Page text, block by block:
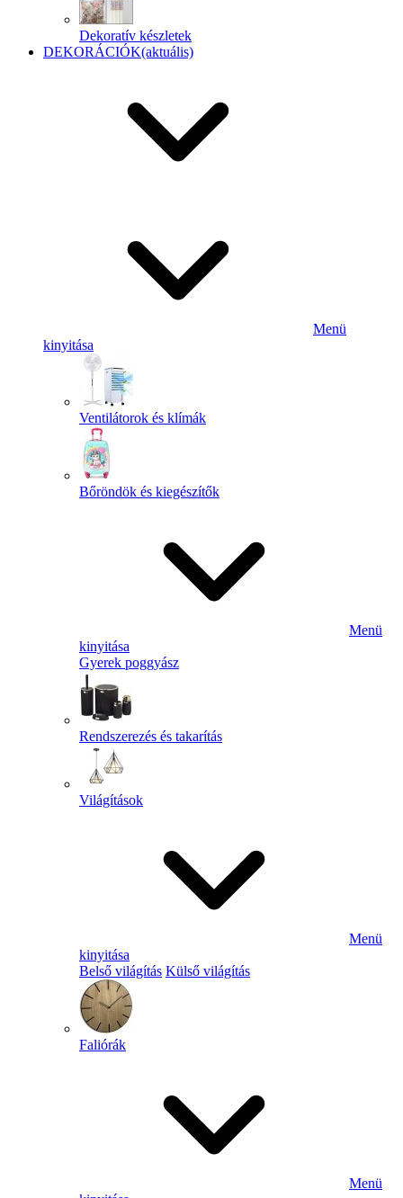
Dekoratív készletek
DEKORÁCIÓK(aktuális)
Menü
kinyitása
Ventilátorok és klímák
Bőröndök és kiegészítők
Menü
kinyitása
Gyerek poggyász
Rendszerezés és takarítás
Világítások
Menü
kinyitása
Belső világítás Külső világítás
Faliórák
Menü